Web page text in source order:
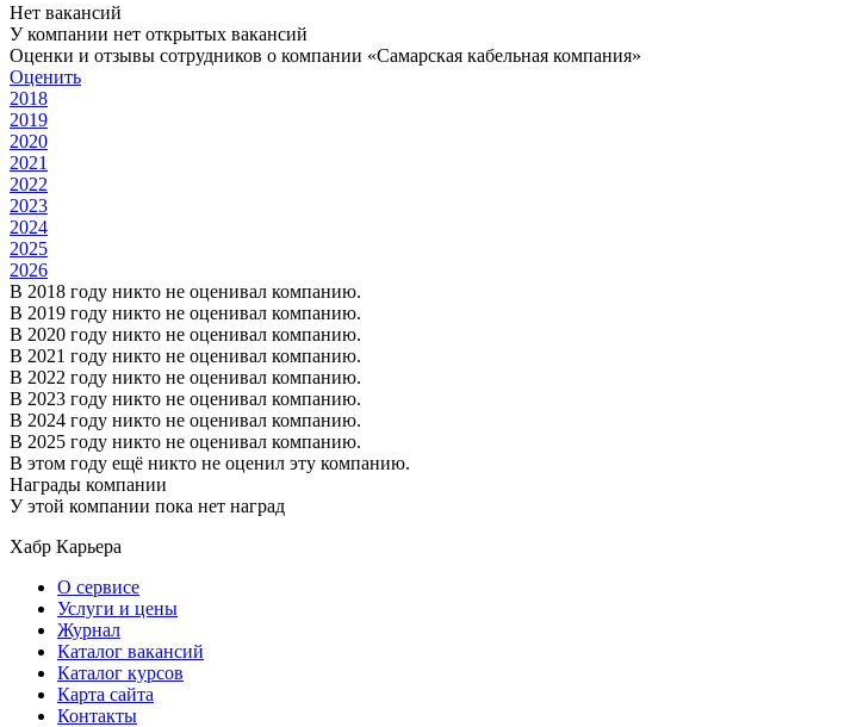
Нет вакансий
У компании нет открытых вакансий
Оценки и отзывы сотрудников о компании «Самарская кабельная компания»
Оценить
2018
2019
2020
2021
2022
2023
2024
2025
2026
В 2018 году никто не оценивал компанию.
В 2019 году никто не оценивал компанию.
В 2020 году никто не оценивал компанию.
В 2021 году никто не оценивал компанию.
В 2022 году никто не оценивал компанию.
В 2023 году никто не оценивал компанию.
В 2024 году никто не оценивал компанию.
В 2025 году никто не оценивал компанию.
В этом году ещё никто не оценил эту компанию.
Награды компании
У этой компании пока нет наград
Хабр Карьера
О сервисе
Услуги и цены
Журнал
Каталог вакансий
Каталог курсов
Карта сайта
Контакты